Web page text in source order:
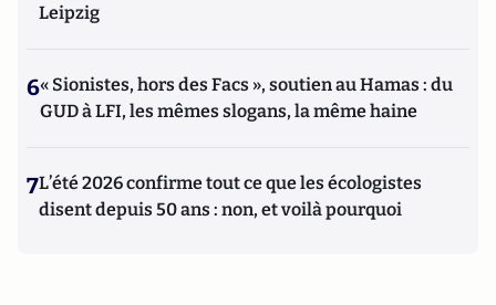
Leipzig
6« Sionistes, hors des Facs », soutien au Hamas : du
GUD à LFI, les mêmes slogans, la même haine
7L’été 2026 confirme tout ce que les écologistes
disent depuis 50 ans : non, et voilà pourquoi